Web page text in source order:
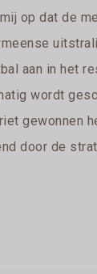
op dat de
aan in het
wordt
gewonnen
door de